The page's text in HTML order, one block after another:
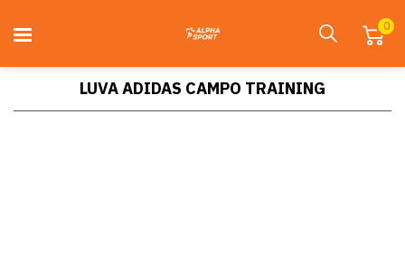
0
LUVA ADIDAS CAMPO TRAINING